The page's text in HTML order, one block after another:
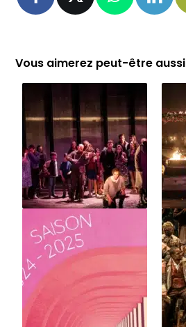
Vous aimerez peut-être aussi